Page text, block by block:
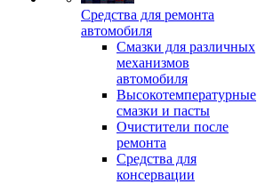
Средства для ремонта
автомобиля
Смазки для различных
механизмов
автомобиля
Высокотемпературные
смазки и пасты
Очистители после
ремонта
Средства для
консервации